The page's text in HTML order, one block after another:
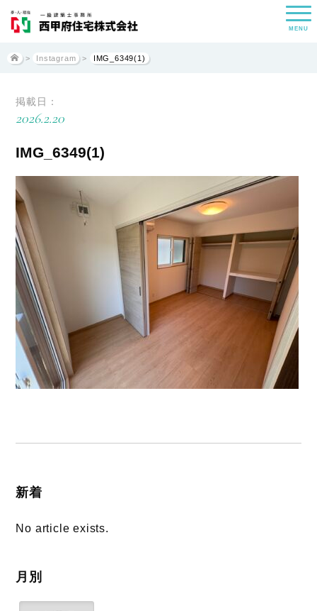
MENU
> Instagram > IMG_6349(1)
掲載日：
2026.2.20
IMG_6349(1)
新着
No article exists.
月別